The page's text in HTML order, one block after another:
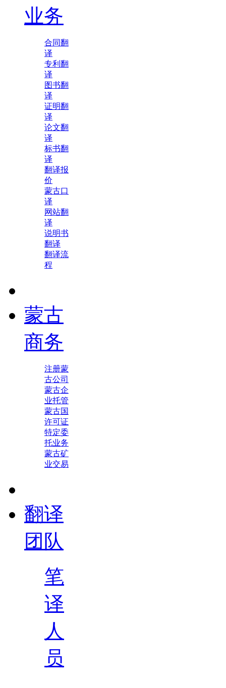
业务
合同翻
译
专利翻
译
图书翻
译
证明翻
译
论文翻
译
标书翻
译
翻译报
价
蒙古口
译
网站翻
译
说明书
翻译
翻译流
程
蒙古
商务
注册蒙
古公司
蒙古企
业托管
蒙古国
许可证
特定委
托业务
蒙古矿
业交易
翻译
团队
笔
译
人
员